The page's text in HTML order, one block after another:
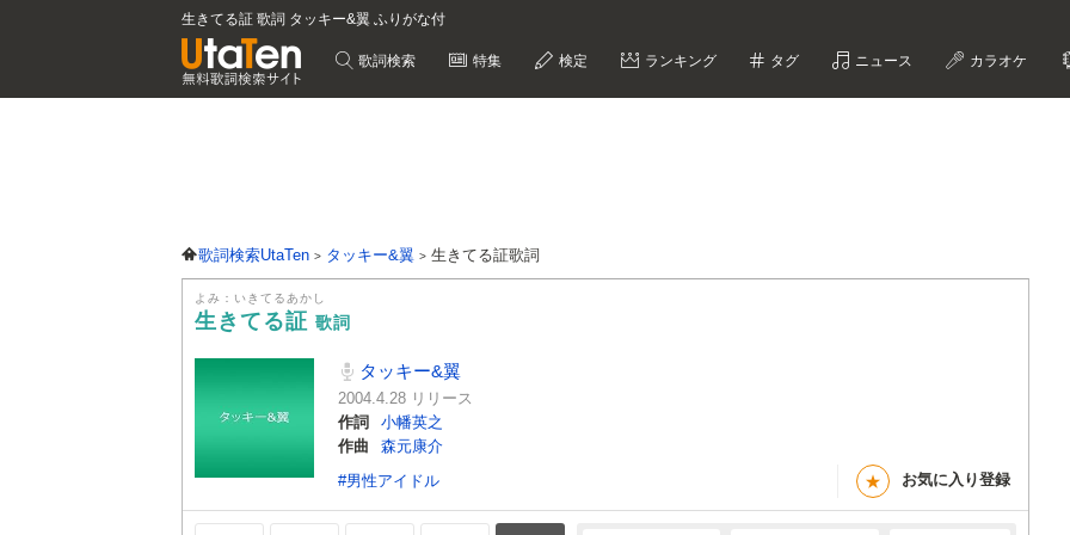
生きてる証 歌詞 タッキー&翼 ふりがな付
歌詞検索 特集 検定 ランキング タグ ニュース カラオケ
歌詞検索UtaTen タッキー&翼 生きてる証歌詞
よみ：いきてるあかし
生きてる証 歌詞
タッキー&翼
2004.4.28 リリース
作詞
小幡英之
作曲
森元康介
#男性アイドル
★ お気に入り登録